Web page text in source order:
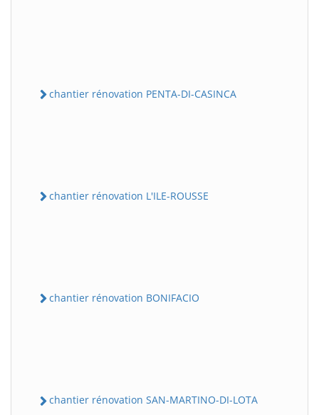
chantier rénovation PENTA-DI-CASINCA
chantier rénovation L'ILE-ROUSSE
chantier rénovation BONIFACIO
chantier rénovation SAN-MARTINO-DI-LOTA